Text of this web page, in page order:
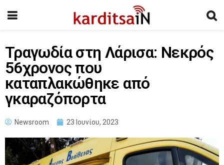
Τραγωδία στη Λάρισα: Νεκρός
56χρονος που
καταπλακώθηκε από
γκαραζόπορτα
Newsroom 23 Ιουνίου, 2023